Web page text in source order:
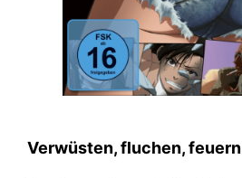
Verwüsten, fluchen, feuern